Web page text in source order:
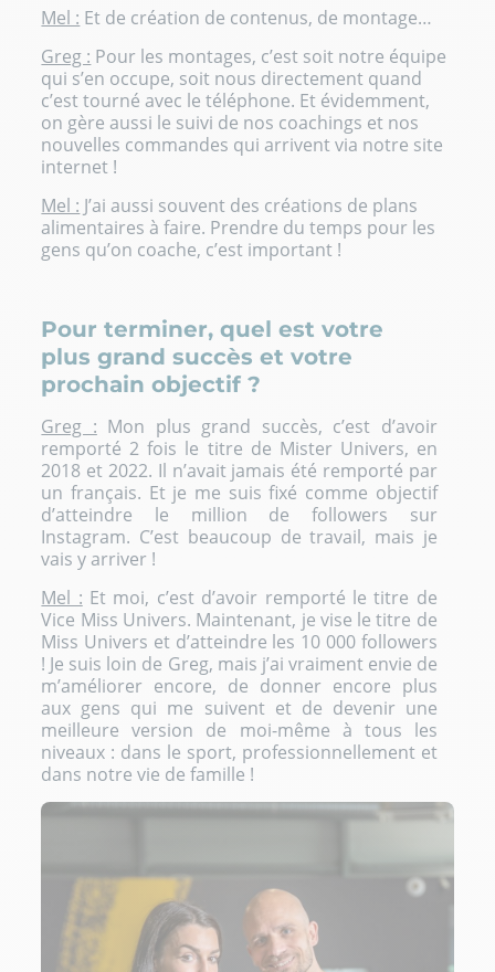
Mel : Et de création de contenus, de montage…
Greg : Pour les montages, c’est soit notre équipe
qui s’en occupe, soit nous directement quand
c’est tourné avec le téléphone. Et évidemment,
on gère aussi le suivi de nos coachings et nos
nouvelles commandes qui arrivent via notre site
internet !
Mel : J’ai aussi souvent des créations de plans
alimentaires à faire. Prendre du temps pour les
gens qu’on coache, c’est important !
Pour terminer, quel est votre
plus grand succès et votre
prochain objectif ?
Greg : Mon plus grand succès, c’est d’avoir
remporté 2 fois le titre de Mister Univers, en
2018 et 2022. Il n’avait jamais été remporté par
un français. Et je me suis fixé comme objectif
d’atteindre le million de followers sur
Instagram. C’est beaucoup de travail, mais je
vais y arriver !
Mel : Et moi, c’est d’avoir remporté le titre de
Vice Miss Univers. Maintenant, je vise le titre de
Miss Univers et d’atteindre les 10 000 followers
! Je suis loin de Greg, mais j’ai vraiment envie de
m’améliorer encore, de donner encore plus
aux gens qui me suivent et de devenir une
meilleure version de moi-même à tous les
niveaux : dans le sport, professionnellement et
dans notre vie de famille !